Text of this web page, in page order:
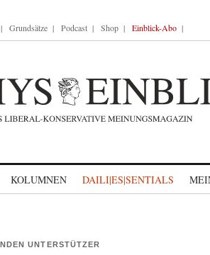
Grundsätze Podcast Shop Einblick-Abo
KOLUMNEN DAILI|ES|SENTIALS
UNTERSTÜTZER